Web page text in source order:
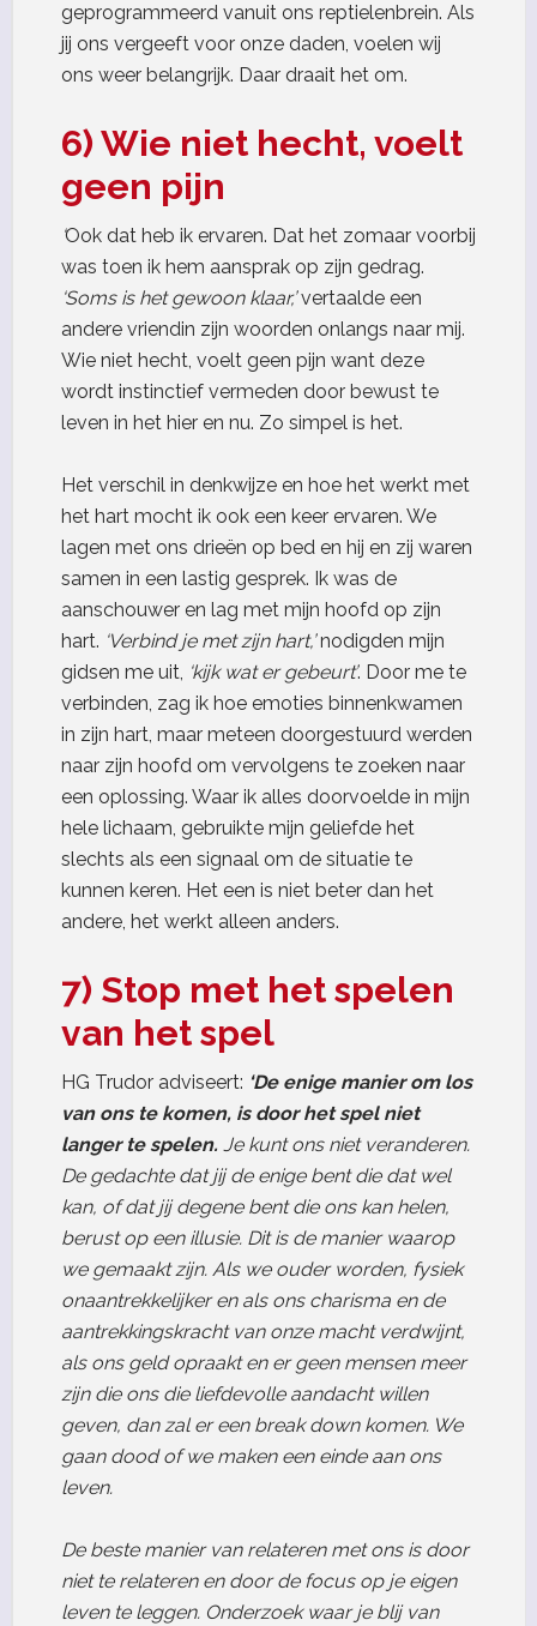
geprogrammeerd vanuit ons reptielenbrein. Als
jij ons vergeeft voor onze daden, voelen wij
ons weer belangrijk. Daar draait het om.
6) Wie niet hecht, voelt
geen pijn
Ook dat heb ik ervaren. Dat het zomaar voorbij
was toen ik hem aansprak op zijn gedrag.
‘Soms is het gewoon klaar,’vertaalde een
andere vriendin zijn woorden onlangs naar mij.
Wie niet hecht, voelt geen pijn want deze
wordt instinctief vermeden door bewust te
leven in het hier en nu. Zo simpel is het.
Het verschil in denkwijze en hoe het werkt met
het hart mocht ik ook een keer ervaren. We
lagen met ons drieën op bed en hij en zij waren
samen in een lastig gesprek. Ik was de
aanschouwer en lag met mijn hoofd op zijn
hart. ‘Verbind je met zijn hart,’nodigden mijn
gidsen me uit, ‘kijk wat er gebeurt’. Door me te
verbinden, zag ik hoe emoties binnenkwamen
in zijn hart, maar meteen doorgestuurd werden
naar zijn hoofd om vervolgens te zoeken naar
een oplossing. Waar ik alles doorvoelde in mijn
hele lichaam, gebruikte mijn geliefde het
slechts als een signaal om de situatie te
kunnen keren. Het een is niet beter dan het
andere, het werkt alleen anders.
7) Stop met het spelen
van het spel
HG Trudor adviseert: ‘De enige manier om los
van ons te komen, is door het spel niet
langer te spelen. Je kunt ons niet veranderen.
De gedachte dat jij de enige bent die dat wel
kan, of dat jij degene bent die ons kan helen,
berust op een illusie. Dit is de manier waarop
we gemaakt zijn. Als we ouder worden, fysiek
onaantrekkelijker en als ons charisma en de
aantrekkingskracht van onze macht verdwijnt,
als ons geld opraakt en er geen mensen meer
zijn die ons die liefdevolle aandacht willen
geven, dan zal er een break down komen. We
gaan dood of we maken een einde aan ons
leven.
De beste manier van relateren met ons is door
niet te relateren en door de focus op je eigen
leven te leggen. Onderzoek waar je blij van